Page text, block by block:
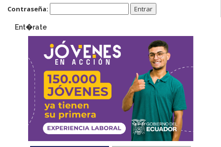
Contraseña:
Ent�rate